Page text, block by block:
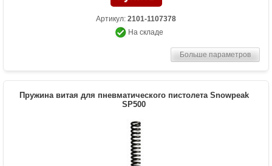
Артикул: 2101-1107378
На складе
Больше параметров
Пружина витая для пневматического пистолета Snowpeak
SP500